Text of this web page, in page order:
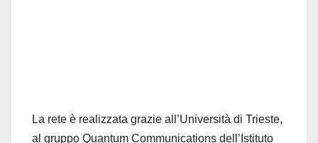
La rete è realizzata grazie all’Università di Trieste,
al gruppo Quantum Communications dell’Istituto